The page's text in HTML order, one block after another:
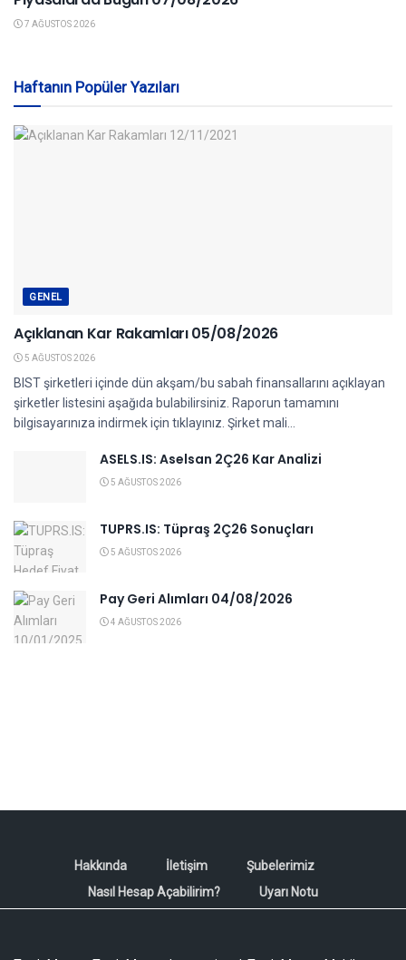
7 AĞUSTOS 2026
Haftanın Popüler Yazıları
GENEL
Açıklanan Kar Rakamları 05/08/2026
5 AĞUSTOS 2026
BIST şirketleri içinde dün akşam/bu sabah finansallarını açıklayan
şirketler listesini aşağıda bulabilirsiniz. Raporun tamamını
bilgisayarınıza indirmek için tıklayınız. Şirket mali...
ASELS.IS: Aselsan 2Ç26 Kar Analizi
5 AĞUSTOS 2026
TUPRS.IS: Tüpraş 2Ç26 Sonuçları
5 AĞUSTOS 2026
Pay Geri Alımları 04/08/2026
4 AĞUSTOS 2026
Hakkında İletişim
Şubelerimiz
Nasıl Hesap Açabilirim?
Uyarı Notu